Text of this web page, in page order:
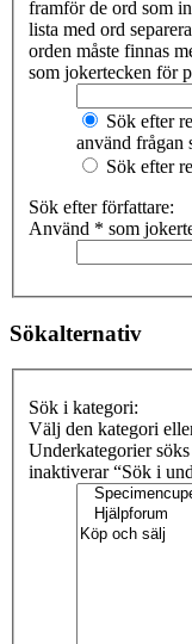
framför de ord som
lista med ord
orden måste finnas
som jokertecken för
Sök efter
använd frågan
Sök efter
Sök efter författare:
Använd * som
Sökalternativ
Sök i kategori:
Välj den kategori
Underkategorier
inaktiverar “Sök i